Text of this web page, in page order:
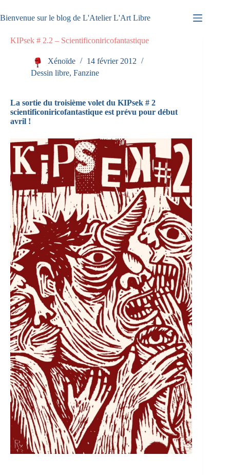
au
contenu
Bienvenue sur le blog de L'Atelier L'Art Libre
KIPsek # 2.2 – Scientificoniricofantastique
Xénoïde
14 février 2012
Dessin libre, Fanzine
La sortie du troisième volet du KIPsek # 2
scientificoniricofantastique est prévu pour début
avril !